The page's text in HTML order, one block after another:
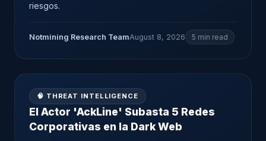
riesgos.
Notmining Research TeamAugust 8, 2026 5 min read
🧠 THREAT INTELLIGENCE
El Actor 'AckLine' Subasta 5 Redes
Corporativas en la Dark Web